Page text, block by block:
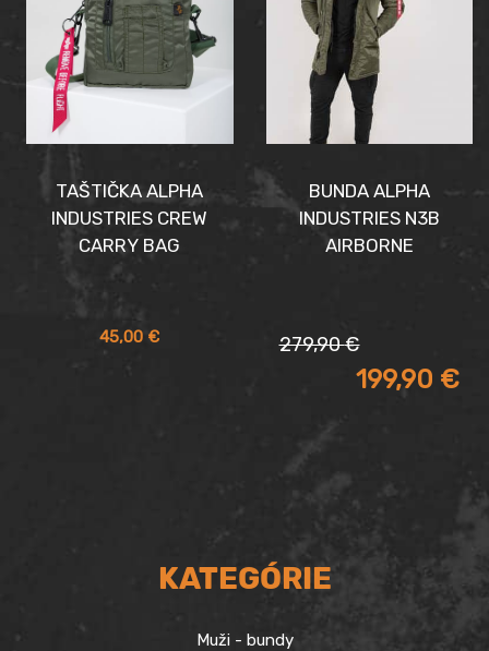
TAŠTIČKA ALPHA
INDUSTRIES CREW
CARRY BAG
45,00 €
BUNDA ALPHA
INDUSTRIES N3B
AIRBORNE
279,90€
bola:
199,90 €
je:
KATEGÓRIE
Muži - bundy